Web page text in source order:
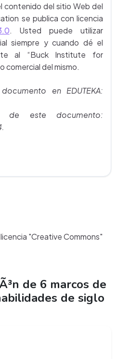
contenido del sitio Web del
se publica con licencia
. Usted puede utilizar
siempre y cuando dé el
al “Buck Institute for
comercial del mismo.
en EDUTEKA:
de este documento:
"Creative Commons"
de 6 marcos de
de siglo